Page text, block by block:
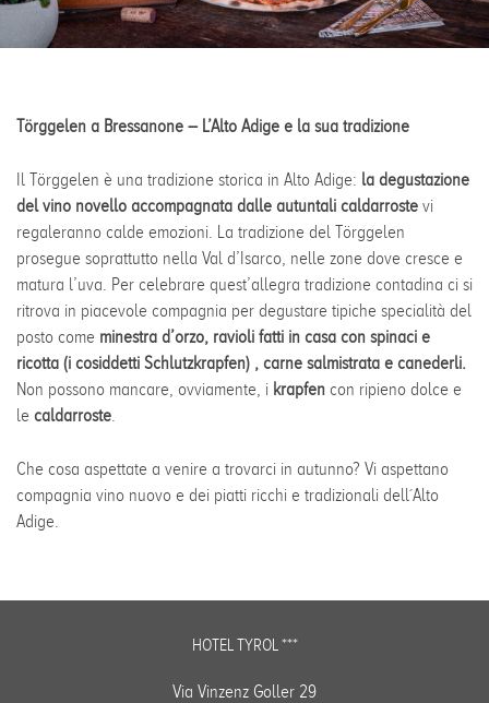
Törggelen a Bressanone – L’Alto Adige e la sua tradizione
Il Törggelen è una tradizione storica in Alto Adige: la degustazione
del vino novello accompagnata dalle autuntali caldarroste vi
regaleranno calde emozioni. La tradizione del Törggelen
prosegue soprattutto nella Val d’Isarco, nelle zone dove cresce e
matura l’uva. Per celebrare quest’allegra tradizione contadina ci si
ritrova in piacevole compagnia per degustare tipiche specialità del
posto come minestra d’orzo, ravioli fatti in casa con spinaci e
ricotta (i cosiddetti Schlutzkrapfen) , carne salmistrata e canederli.
Non possono mancare, ovviamente, i krapfen con ripieno dolce e
le caldarroste
Che cosa aspettate a venire a trovarci in autunno? Vi aspettano
compagnia vino nuovo e dei piatti ricchi e tradizionali dell´Alto
Adige.
HOTEL TYROL ***
Via Vinzenz Goller 29